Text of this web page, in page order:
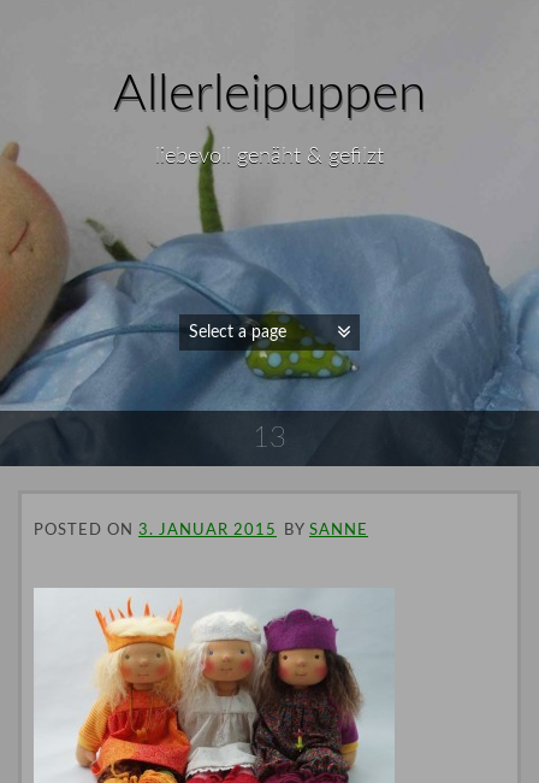
Allerleipuppen
liebevoll genäht & gefilzt
13
POSTED ON 3. JANUAR 2015 BY SANNE